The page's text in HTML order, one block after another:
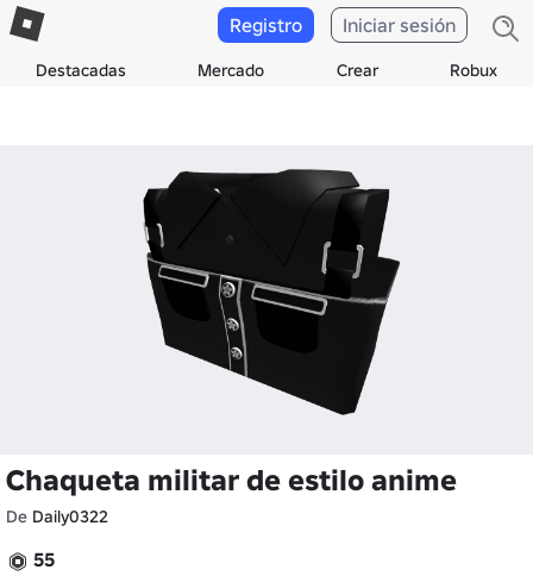
Destacadas Mercado Crear Robux
Registro Iniciar sesión
Chaqueta militar de estilo anime
De Daily0322
55